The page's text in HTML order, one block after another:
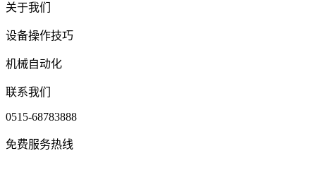
关于我们
设备操作技巧
机械自动化
联系我们
0515-68783888
免费服务热线